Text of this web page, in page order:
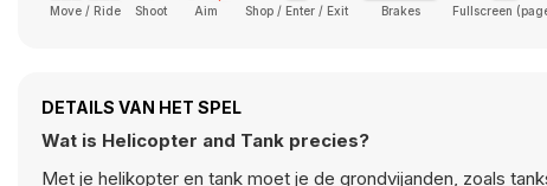
Move / Ride Shoot Aim Shop / Enter / Exit Brakes Fullscreen
DETAILS VAN HET SPEL
Wat is Helicopter and Tank precies?
Met je helikopter en tank moet je de grondvijanden, zoals